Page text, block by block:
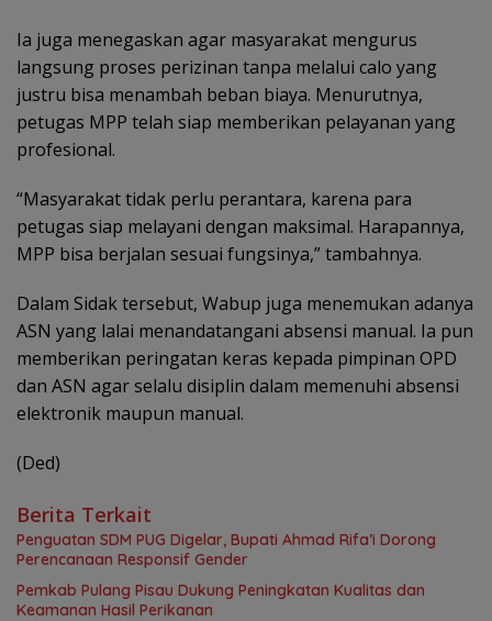
Ia juga menegaskan agar masyarakat mengurus
langsung proses perizinan tanpa melalui calo yang
justru bisa menambah beban biaya. Menurutnya,
petugas MPP telah siap memberikan pelayanan yang
profesional.
“Masyarakat tidak perlu perantara, karena para
petugas siap melayani dengan maksimal. Harapannya,
MPP bisa berjalan sesuai fungsinya,” tambahnya.
Dalam Sidak tersebut, Wabup juga menemukan adanya
ASN yang lalai menandatangani absensi manual. Ia pun
memberikan peringatan keras kepada pimpinan OPD
dan ASN agar selalu disiplin dalam memenuhi absensi
elektronik maupun manual.
(Ded)
Berita Terkait
Penguatan SDM PUG Digelar, Bupati Ahmad Rifa’i Dorong
Perencanaan Responsif Gender
Pemkab Pulang Pisau Dukung Peningkatan Kualitas dan
Keamanan Hasil Perikanan